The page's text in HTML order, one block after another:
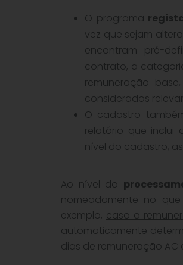
O programa
vez que sejam
encontram pré-
contrato, a
remuneração
considerados
O cadastro
relatório que inclui
nível do cadastro, as
Ao nível do
nomeadamente no
exemplo, caso a
automaticamente
dias de remuneração A€